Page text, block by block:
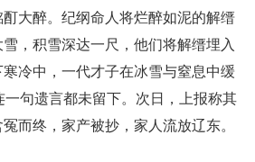
大醉。纪纲命人将烂醉如泥的解缙
，积雪深达一尺，他们将解缙埋入
冷中，一代才子在冰雪与窒息中缓
句遗言都未留下。次日，上报称其
而终，家产被抄，家人流放辽东。